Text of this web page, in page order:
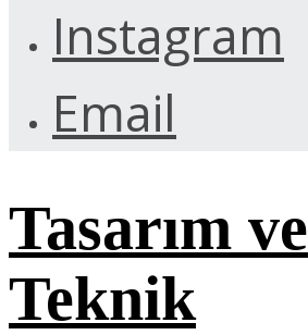
Instagram
Email
Tasarım ve
Teknik